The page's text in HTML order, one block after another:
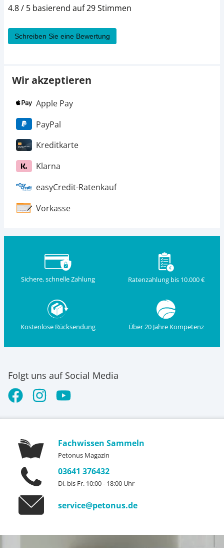
4.8 / 5 basierend auf 29 Stimmen
Schreiben Sie eine Bewertung
Wir akzeptieren
Apple Pay
PayPal
Kreditkarte
Klarna
easyCredit-Ratenkauf
Vorkasse
Sichere, schnelle Zahlung Ratenzahlung bis 10.000 €
Kostenlose Rücksendung Über 20 Jahre Kompetenz
Folgt uns auf Social Media
Fachwissen Sammeln
Petonus Magazin
03641 376432
Di. bis Fr. 10:00 - 18:00 Uhr
service@petonus.de